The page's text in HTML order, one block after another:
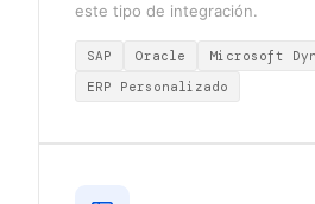
este tipo de integración.
SAP Oracle
Microsoft
ERP Personalizado